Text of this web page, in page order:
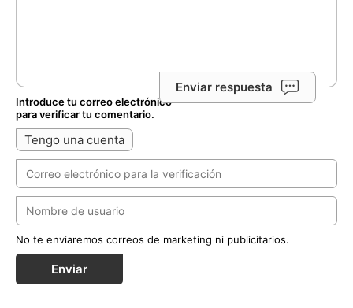
Enviar respuesta
Introduce tu correo electrónico
para verificar tu comentario.
Tengo una cuenta
No te enviaremos correos de marketing ni publicitarios.
Enviar